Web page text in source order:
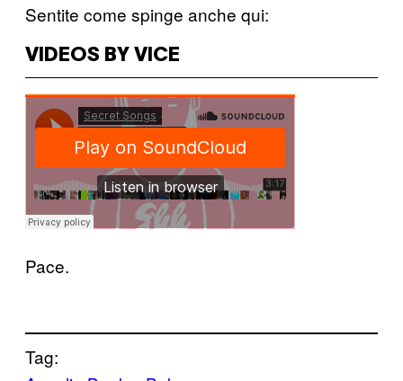
Sentite come spinge anche qui:
VIDEOS BY VICE
Pace.
Tag: